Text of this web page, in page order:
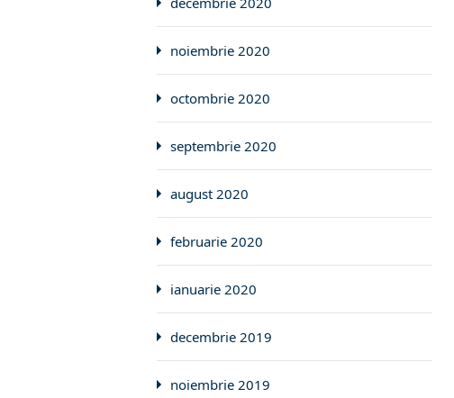
noiembrie 2020
octombrie 2020
septembrie 2020
august 2020
februarie 2020
ianuarie 2020
decembrie 2019
noiembrie 2019